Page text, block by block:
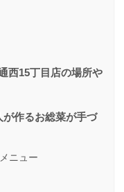
西15丁目店の場所や
作るお総菜が手づ
ニュー